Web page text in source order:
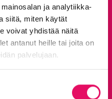
ja analytiikka-
siitä, miten käytät
voivat yhdistää näitä
antanut heille tai joita on
palvelujaan.